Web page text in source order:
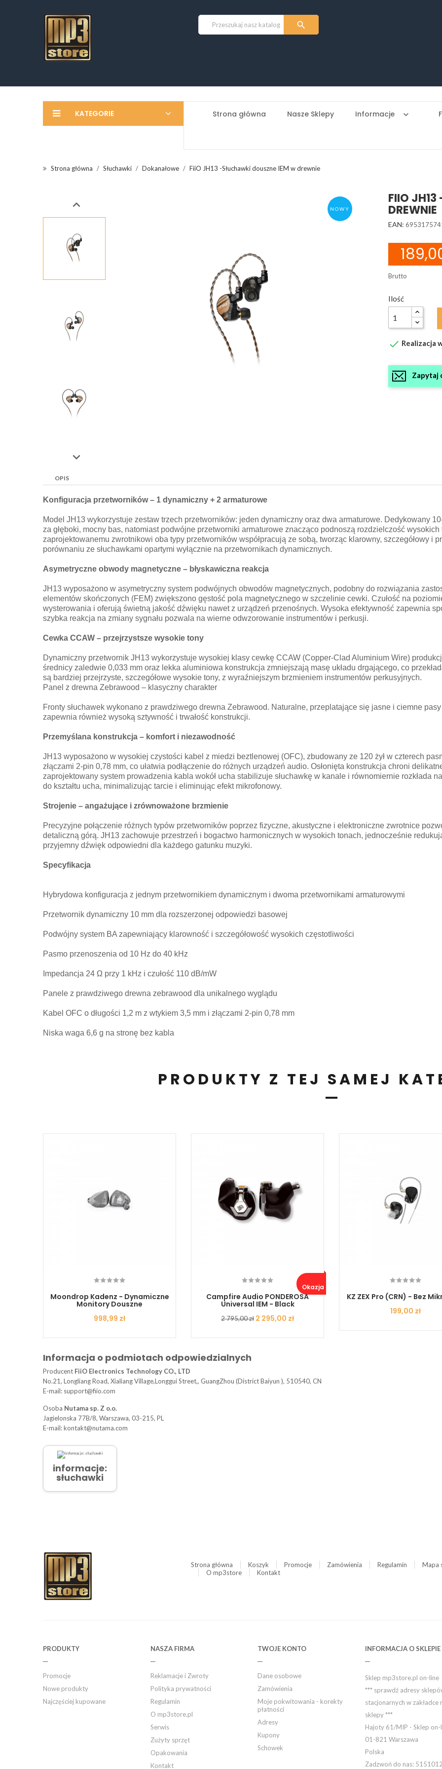

KATEGORIE Strona główna Nasze Sklepy Informacje keyboard_arrow_down
Strona główna Słuchawki Dokanałowe FiiO JH13 -Słuchawki douszne IEM w drewnie


NOWY
FIIO JH13
DREWNIE
EAN:
Brutto
Ilość
 Realizacja
Zapytaj
OPIS
Konfiguracja przetworników – 1 dynamiczny + 2 armaturowe
Model JH13 wykorzystuje zestaw trzech przetworników: jeden dynamiczny oraz dwa armaturowe. Dedykowany
za głęboki, mocny bas, natomiast podwójne przetworniki armaturowe znacząco podnoszą rozdzielczość
zaprojektowanemu zwrotnikowi oba typy przetworników współpracują ze sobą, tworząc klarowny, szczegółowy i
porównaniu ze słuchawkami opartymi wyłącznie na przetwornikach dynamicznych.
Asymetryczne obwody magnetyczne – błyskawiczna reakcja
JH13 wyposażono w asymetryczny system podwójnych obwodów magnetycznych, podobny do rozwiązania
elementów skończonych (FEM) zwiększono gęstość pola magnetycznego w szczelinie cewki. Czułość na
wysterowania i oferują świetną jakość dźwięku nawet z urządzeń przenośnych. Wysoka efektywność zapewnia
szybka reakcja na zmiany sygnału pozwala na wierne odwzorowanie instrumentów i perkusji.
Cewka CCAW – przejrzystsze wysokie tony
Dynamiczny przetwornik JH13 wykorzystuje wysokiej klasy cewkę CCAW (Copper‑Clad Aluminium Wire)
średnicy zaledwie 0,033 mm oraz lekka aluminiowa konstrukcja zmniejszają masę układu drgającego, co
są bardziej przejrzyste, szczegółowe wysokie tony, z wyraźniejszym brzmieniem instrumentów perkusyjnych.
Panel z drewna Zebrawood – klasyczny charakter
Fronty słuchawek wykonano z prawdziwego drewna Zebrawood. Naturalne, przeplatające się jasne i ciemne
zapewnia również wysoką sztywność i trwałość konstrukcji.
Przemyślana konstrukcja – komfort i niezawodność
JH13 wyposażono w wysokiej czystości kabel z miedzi beztlenowej (OFC), zbudowany ze 120 żył w czterech
złączami 2‑pin 0,78 mm, co ułatwia podłączenie do różnych urządzeń audio. Osłonięta konstrukcja chroni
zaprojektowany system prowadzenia kabla wokół ucha stabilizuje słuchawkę w kanale i równomiernie rozkłada
do kształtu ucha, minimalizując tarcie i eliminując efekt mikrofonowy.
Strojenie – angażujące i zrównoważone brzmienie
Precyzyjne połączenie różnych typów przetworników poprzez fizyczne, akustyczne i elektroniczne zwrotnice
detaliczną górą. JH13 zachowuje przestrzeń i bogactwo harmonicznych w wysokich tonach, jednocześnie
przyjemny dźwięk odpowiedni dla każdego gatunku muzyki.
Specyfikacja
Hybrydowa konfiguracja z jednym przetwornikiem dynamicznym i dwoma przetwornikami armaturowymi
Przetwornik dynamiczny 10 mm dla rozszerzonej odpowiedzi basowej
Podwójny system BA zapewniający klarowność i szczegółowość wysokich częstotliwości
Pasmo przenoszenia od 10 Hz do 40 kHz
Impedancja 24 Ω przy 1 kHz i czułość 110 dB/mW
Panele z prawdziwego drewna zebrawood dla unikalnego wyglądu
Kabel OFC o długości 1,2 m z wtykiem 3,5 mm i złączami 2-pin 0,78 mm
Niska waga 6,6 g na stronę bez kabla
PRODUKTY Z TEJ SAMEJ
Moondrop Kadenz - Dynamiczne
Monitory Douszne
Cena
998,99 zł
Campfire Audio PONDEROSA
Universal IEM - Black
Cena
2 795,00 zł Cena
2 295,00 zł
Okazja ..
KZ ZEX Pro (CRN) - Bez
Cena
199,00 zł
Informacja o podmiotach odpowiedzialnych
Producent FiiO Electronics Technology CO., LTD
No.21, Longliang Road, Xialiang Village,Longgui Street,, GuangZhou (District Baiyun ), 510540, CN
E-mail: support@fiio.com
Osoba Nutama sp. Z o.o.
Jagielonska 77B/8, Warszawa, 03-215, PL
E-mail: kontakt@nutama.com
informacje:
słuchawki
Strona główna Koszyk Promocje Zamówienia Regulamin Mapa
O mp3store
Kontakt
PRODUKTY
Promocje
Nowe produkty
Najczęściej kupowane
NASZA FIRMA
Reklamacje i Zwroty
Polityka prywatności
Regulamin
O mp3store.pl
Serwis
Zużyty sprzęt
Opakowania
Kontakt
TWOJE KONTO
Dane osobowe
Zamówienia
Moje pokwitowania - korekty
płatności
Adresy
Kupony
Schowek
INFORMACJA O SKLEPIE
Sklep mp3store.pl on-line
*** sprawdź adresy
stacjonarnych w zakładce
sklepy ***
Hajoty 61/MIP - Sklep on-
01-821 Warszawa
Polska
Zadzwoń do nas: